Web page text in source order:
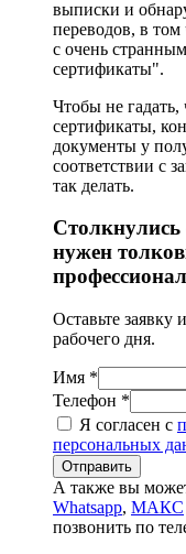
выписки и
переводов, в том
с очень
сертификаты".
Чтобы не гадать,
сертификаты,
документы у
соответствии с
так делать.
Столкнулись
нужен
Оставьте заявку
рабочего дня.
Имя *
Телефон *
Я согласен с
персональных
Отправить
А также вы
Whatsapp, МАКС
позвонить по